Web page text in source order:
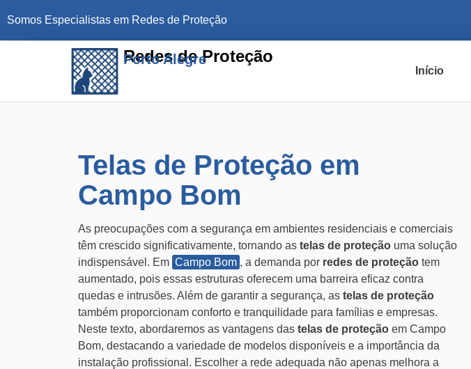
Somos Especialistas em Redes de Proteção
Redes de Proteção
Porto Alegre
Início
Telas de Proteção em
Campo Bom
As preocupações com a segurança em ambientes residenciais e comerciais
têm crescido significativamente, tornando as telas de proteção uma solução
indispensável. Em Campo Bom , a demanda por redes de proteção tem
aumentado, pois essas estruturas oferecem uma barreira eficaz contra
quedas e intrusões. Além de garantir a segurança, as telas de proteção
também proporcionam conforto e tranquilidade para famílias e empresas.
Neste texto, abordaremos as vantagens das telas de proteção em Campo
Bom, destacando a variedade de modelos disponíveis e a importância da
instalação profissional. Escolher a rede adequada não apenas melhora a